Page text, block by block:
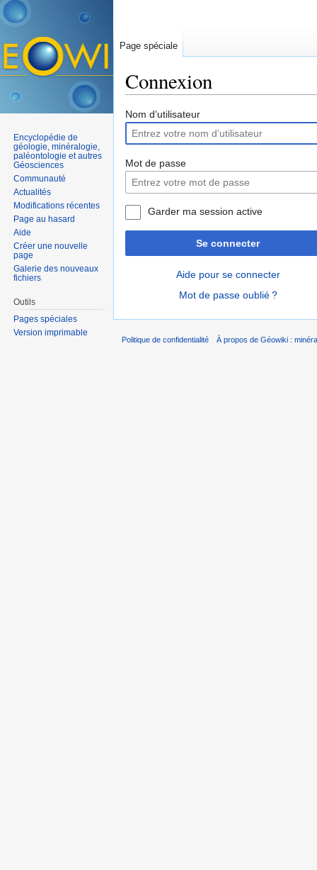
Connexion
Nom d’utilisateur
Mot de passe
Garder ma session active
Se connecter
Aide pour se connecter
Mot de passe oublié ?
Page spéciale
Encyclopédie de
géologie, minéralogie,
paléontologie et autres
Géosciences
Communauté
Actualités
Modifications récentes
Page au hasard
Aide
Créer une nouvelle
page
Galerie des nouveaux
fichiers
Outils
Pages spéciales
Version imprimable
Politique de confidentialité À propos de Géowiki :